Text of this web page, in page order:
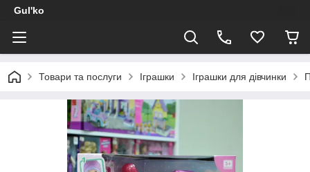
Gul'ko
Товари та послуги Іграшки Іграшки для дівчинки